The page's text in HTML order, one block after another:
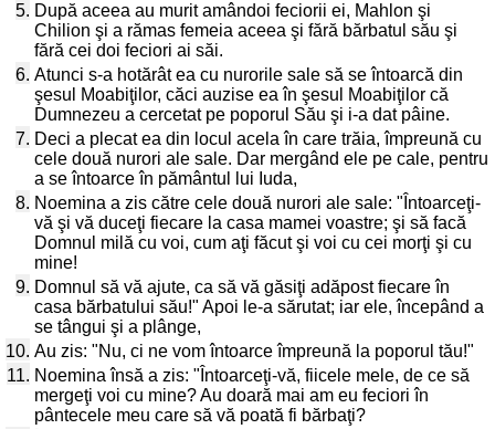
5. După aceea au murit amândoi feciorii ei, Mahlon şi
Chilion şi a rămas femeia aceea şi fără bărbatul său şi
fără cei doi feciori ai săi.
6. Atunci s-a hotărât ea cu nurorile sale să se întoarcă din
şesul Moabiţilor, căci auzise ea în şesul Moabiţilor că
Dumnezeu a cercetat pe poporul Său şi i-a dat pâine.
7. Deci a plecat ea din locul acela în care trăia, împreună cu
cele două nurori ale sale. Dar mergând ele pe cale, pentru
a se întoarce în pământul lui Iuda,
8. Noemina a zis către cele două nurori ale sale: "Întoarceţi-
vă şi vă duceţi fiecare la casa mamei voastre; şi să facă
Domnul milă cu voi, cum aţi făcut şi voi cu cei morţi şi cu
mine!
9. Domnul să vă ajute, ca să vă găsiţi adăpost fiecare în
casa bărbatului său!" Apoi le-a sărutat; iar ele, începând a
se tângui şi a plânge,
10. Au zis: "Nu, ci ne vom întoarce împreună la poporul tău!"
11. Noemina însă a zis: "Întoarceţi-vă, fiicele mele, de ce să
mergeţi voi cu mine? Au doară mai am eu feciori în
pântecele meu care să vă poată fi bărbaţi?